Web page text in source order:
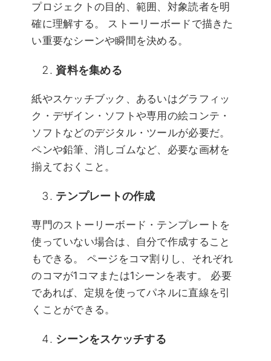
プロジェクトの目的、範囲、対象読者を明
確に理解する。 ストーリーボードで描きた
い重要なシーンや瞬間を決める。
資料を集める
紙やスケッチブック、あるいはグラフィッ
ク・デザイン・ソフトや専用の絵コンテ・
ソフトなどのデジタル・ツールが必要だ。
ペンや鉛筆、消しゴムなど、必要な画材を
揃えておくこと。
テンプレートの作成
専門のストーリーボード・テンプレートを
使っていない場合は、自分で作成すること
もできる。 ページをコマ割りし、それぞれ
のコマが1コマまたは1シーンを表す。 必要
であれば、定規を使ってパネルに直線を引
くことができる。
シーンをスケッチする